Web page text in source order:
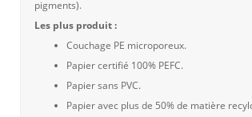
pigments).
Les plus produit :
Couchage PE microporeux.
Papier certifié 100% PEFC.
Papier sans PVC.
Papier avec plus de 50% de matière